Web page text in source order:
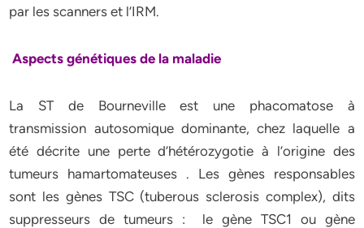
par les scanners et l’IRM.
Aspects génétiques de la maladie
La ST de Bourneville est une phacomatose à
transmission autosomique dominante, chez laquelle a
été décrite une perte d’hétérozygotie à l’origine des
tumeurs hamartomateuses . Les gènes responsables
sont les gènes TSC (tuberous sclerosis complex), dits
suppresseurs de tumeurs : le gène TSC1 ou gène